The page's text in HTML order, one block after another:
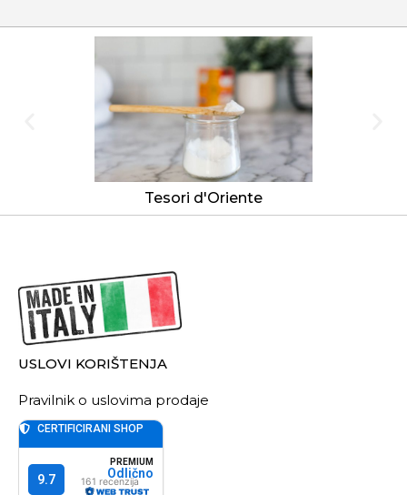
Tesori d'Oriente
USLOVI KORIŠTENJA
Pravilnik o uslovima prodaje